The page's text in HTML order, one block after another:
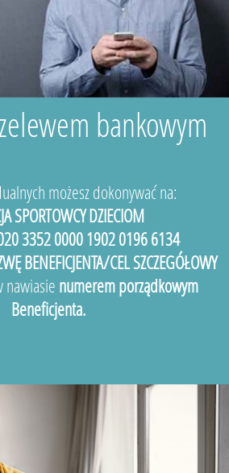
bankowym
możesz dokonywać na:
SPORTOWCY DZIECIOM
3352 0000 1902 0196 6134
BENEFICJENTA/CEL SZCZEGÓŁOWY
nawiasie numerem porządkowym
Beneficjenta.